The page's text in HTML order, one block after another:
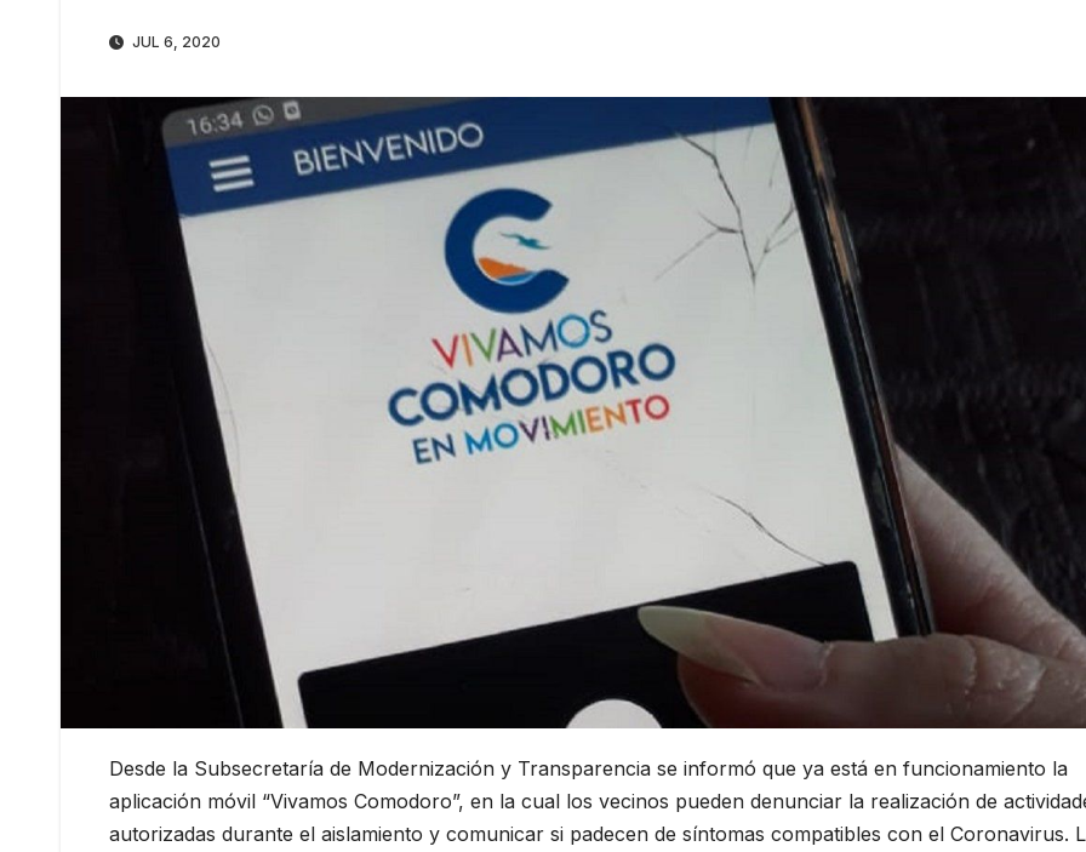
JUL 6, 2020
Desde la Subsecretaría de Modernización y Transparencia se informó que ya está en funcionamiento la
aplicación móvil “Vivamos Comodoro”, en la cual los vecinos pueden denunciar la realización de
autorizadas durante el aislamiento y comunicar si padecen de síntomas compatibles con el Coronavirus.